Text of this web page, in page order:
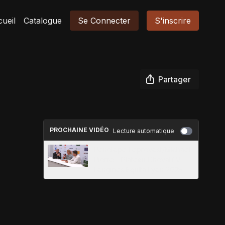
Catalogue Se Connecter S'inscrire
Partager
PROCHAINE VIDÉO Lecture automatique